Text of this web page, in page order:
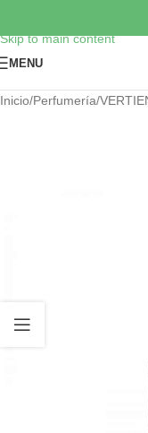
Skip to main content
MENU
Inicio/Perfumería/